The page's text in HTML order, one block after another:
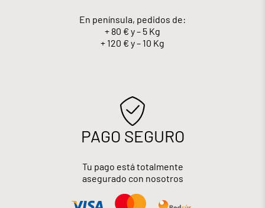
En península, pedidos de:
+ 80 € y – 5 Kg
+ 120 € y – 10 Kg
PAGO SEGURO
Tu pago está totalmente
asegurado con nosotros